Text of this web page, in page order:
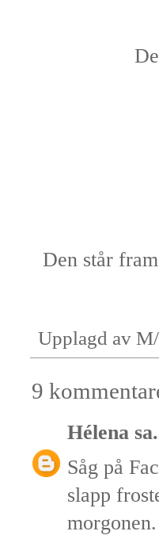
Den står
Upplagd av
9
Hélena
Såg på
slapp
morgonen.